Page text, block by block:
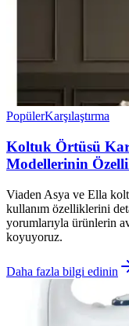
PopülerKarşılaştırma
Koltuk Örtüsü
Modellerinin
Viaden Asya ve Ella
kullanım özelliklerini
yorumlarıyla ürünlerin
koyuyoruz.
Daha fazla bilgi edinin